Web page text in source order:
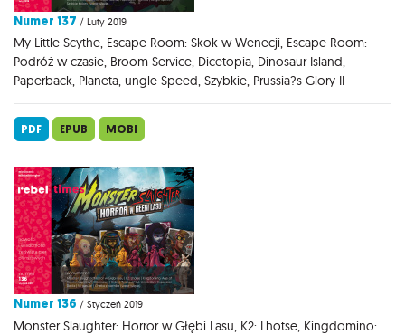
Numer 137 / Luty 2019
My Little Scythe, Escape Room: Skok w Wenecji, Escape Room:
Podróż w czasie, Broom Service, Dicetopia, Dinosaur Island,
Paperback, Planeta, ungle Speed, Szybkie, Prussia?s Glory II
PDF EPUB MOBI
Numer 136 / Styczeń 2019
Monster Slaughter: Horror w Głębi Lasu, K2: Lhotse, Kingdomino: